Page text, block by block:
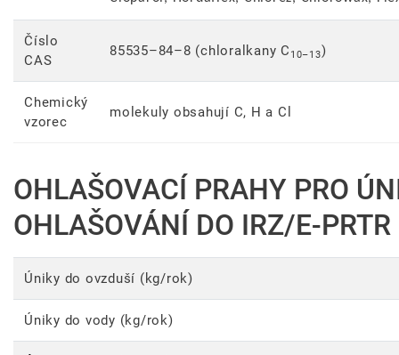
Číslo
CAS
85535–84–8 (chloralkany C 10–13)
Chemický
vzorec
molekuly obsahují C, H a Cl
OHLAŠOVACÍ PRAHY PRO
OHLAŠOVÁNÍ DO IRZ/E-PRTR
Úniky do ovzduší (kg/rok)
Úniky do vody (kg/rok)